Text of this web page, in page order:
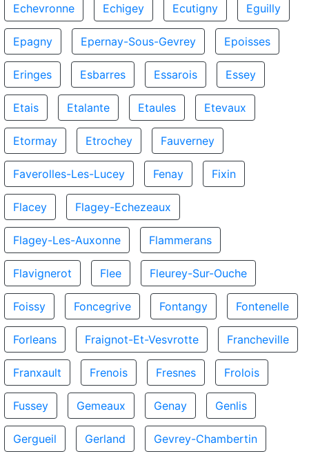
Echevronne Echigey Ecutigny Eguilly
Epagny Epernay-Sous-Gevrey Epoisses
Eringes Esbarres Essarois Essey
Etais Etalante Etaules Etevaux
Etormay Etrochey Fauverney
Faverolles-Les-Lucey Fenay Fixin
Flacey Flagey-Echezeaux
Flagey-Les-Auxonne Flammerans
Flavignerot Flee Fleurey-Sur-Ouche
Foissy Foncegrive Fontangy Fontenelle
Forleans Fraignot-Et-Vesvrotte Francheville
Franxault Frenois Fresnes Frolois
Fussey Gemeaux Genay Genlis
Gergueil Gerland Gevrey-Chambertin